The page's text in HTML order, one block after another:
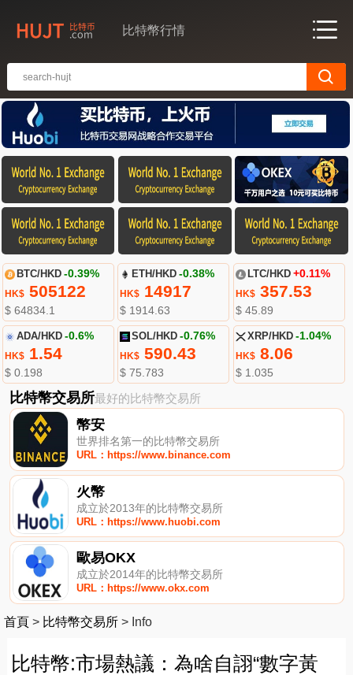
比特幣行情
BTC/HKD -0.39%
HK$505122
$ 64834.1
ETH/HKD -0.38%
HK$ 14917
$ 1914.63
LTC/HKD +0.11%
HK$357.53
$ 45.89
ADA/HKD -0.6%
HK$1.54
$ 0.198
SOL/HKD -0.76%
HK$ 590.43
$ 75.783
XRP/HKD -1.04%
HK$8.06
$ 1.035
比特幣交易所最好的比特幣交易所
幣安
世界排名第一的比特幣交易所
URL：https://www.binance.com
火幣
成立於2013年的比特幣交易所
URL：https://www.huobi.com
歐易OKX
成立於2014年的比特幣交易所
URL：https://www.okx.com
首頁 > 比特幣交易所 > Info
比特幣:市場熱議：為啥自詡“數字黃